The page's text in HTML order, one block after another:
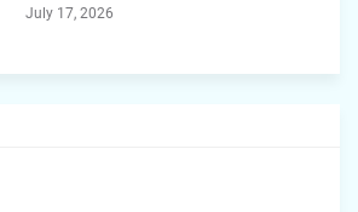
July 17, 2026